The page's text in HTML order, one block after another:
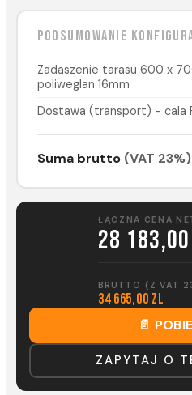
Podsumowanie
Zadaszenie tarasu 600 x
poliweglan 16mm
Dostawa (transport) - cala
Suma brutto (VAT 23%)
ŁĄCZNA CENA
28
BRUTTO (Z VAT
34 665,00 zl
📄
ZAPYTAJ O